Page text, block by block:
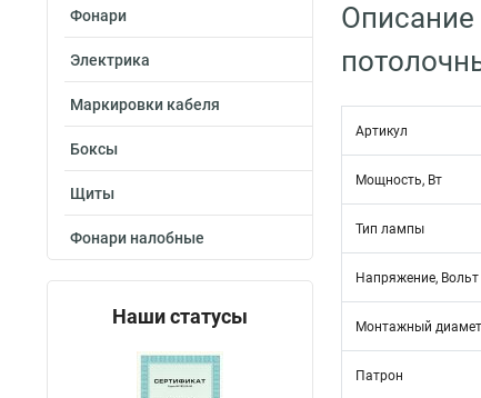
Фонари
Электрика
Маркировки кабеля
Боксы
Щиты
Фонари налобные
Наши статусы
Описание
Артикул
Мощность, Вт
Тип лампы
Напряжение, Вольт
Монтажный
Патрон